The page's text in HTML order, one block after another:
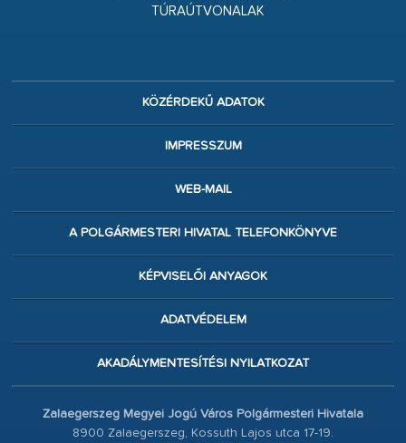
TÚRAÚTVONALAK
KÖZÉRDEKŰ ADATOK
IMPRESSZUM
WEB-MAIL
A POLGÁRMESTERI HIVATAL TELEFONKÖNYVE
KÉPVISELŐI ANYAGOK
ADATVÉDELEM
AKADÁLYMENTESÍTÉSI NYILATKOZAT
Zalaegerszeg Megyei Jogú Város Polgármesteri Hivatala
8900 Zalaegerszeg, Kossuth Lajos utca 17-19.